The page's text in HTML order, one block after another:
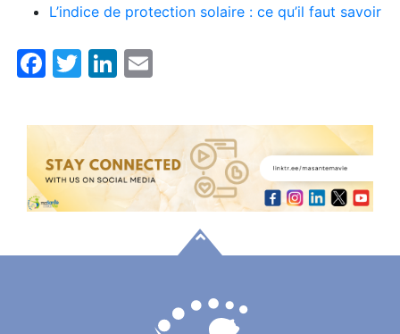
L’indice de protection solaire : ce qu’il faut savoir
Facebook
TwitterLinkedIn